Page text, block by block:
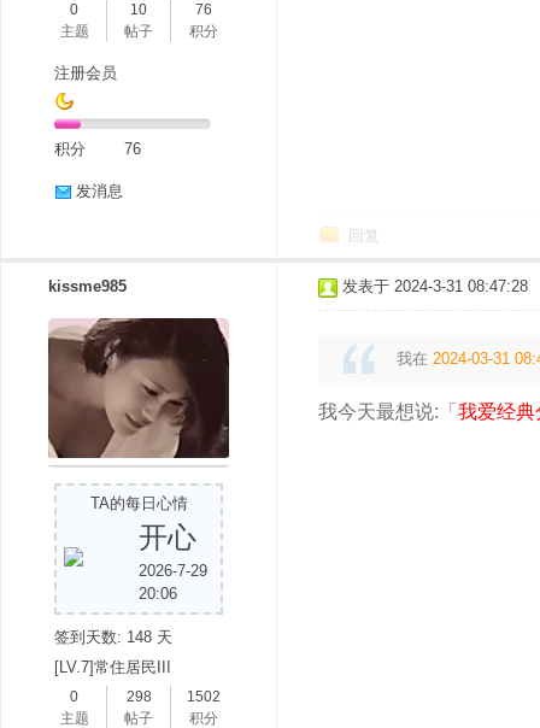
0
主题
10
帖子
76
积分
注册会员
积分 76
发消息
回复
kissme985
TA的每日心情
开心
2026-7-29
20:06
签到天数: 148 天
[LV.7]常住居民III
0
主题
298
帖子
1502
积分
发表于 2024-3-31 08:47:28
我在 2024-03-31
我今天最想说:「 我爱经典